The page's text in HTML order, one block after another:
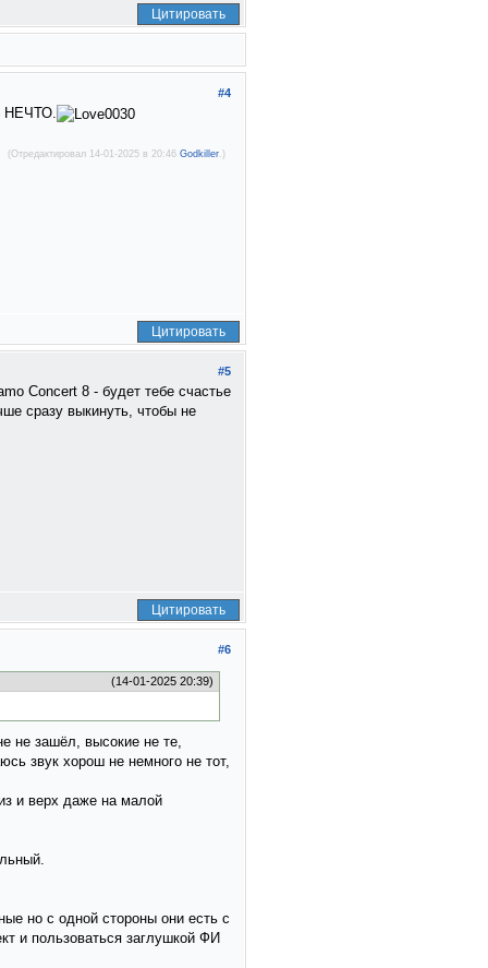
Цитировать
#4
НЕЧТО.
(Отредактировал 14-01-2025 в 20:46 Godkiller.)
Цитировать
#5
Concert 8 - будет тебе счастье
сразу выкинуть, чтобы не
Цитировать
#6
(14-01-2025 20:39)
не зашёл, высокие не те,
звук хорош не немного не тот,
и верх даже на малой
но с одной стороны они есть с
и пользоваться заглушкой ФИ